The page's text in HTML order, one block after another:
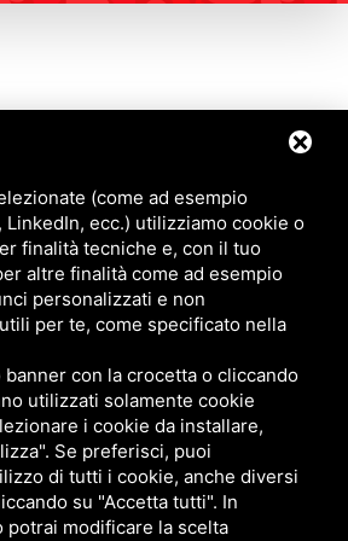
(come ad esempio
LinkedIn, ecc.) utilizziamo cookie o
finalità tecniche e, con il tuo
altre finalità come ad esempio
personalizzati e non
per te, come specificato nella
con la crocetta o cliccando
utilizzati solamente cookie
i cookie da installare,
Se preferisci, puoi
di tutti i cookie, anche diversi
su "Accetta tutti". In
potrai modificare la scelta
47521 Cesena (FC)
Annunci
Blog
Contatti